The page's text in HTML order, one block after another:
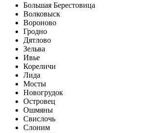
Большая Берестовица
Волковыск
Вороново
Гродно
Дятлово
Зельва
Ивье
Кореличи
Лида
Мосты
Новогрудок
Островец
Ошмяны
Свислочь
Слоним